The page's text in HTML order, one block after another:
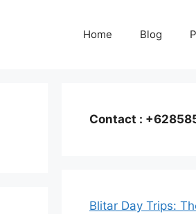
Home Blog
Contact :
Blitar Day Trips: